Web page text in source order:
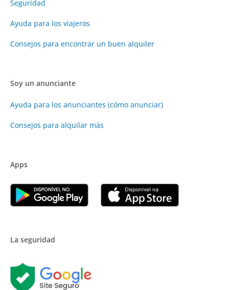
Seguridad
Ayuda para los viajeros
Consejos para encontrar un buen alquiler
Soy un anunciante
Ayuda para los anunciantes (cómo anunciar)
Consejos para alquilar más
Apps
La seguridad